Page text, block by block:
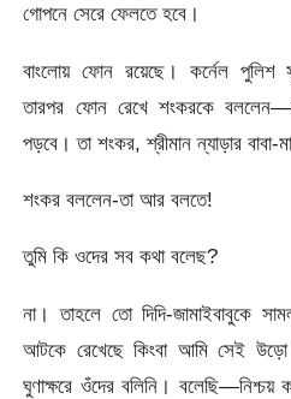
গোপনে সেরে ফেলতে হবে।
বাংলোয় ফোন রয়েছে। কর্নেল পুলিশ
তারপর ফোন রেখে শংকরকে
পড়বে। তা শংকর, শ্রীমান ন্যাড়ার বাবা-
শংকর বললেন-তা আর বলতে!
তুমি কি ওদের সব কথা বলেছ?
না। তাহলে তো দিদি-জামাইবাবুকে
আটকে রেখেছে কিংবা আমি সেই
ঘুণাক্ষরে ওঁদের বলিনি।